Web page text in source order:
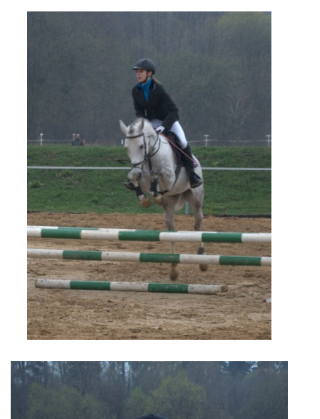
DNE 17.11.2023 KROUŽEK JEZDECTVÍ NENÍ
DĚKUJEME MĚSTU RYCHVALD ZA DOTACI V ROCE 2023
NABÍZÍME BRIGÁDU U NÁS VE STÁJI. PRO BLIŽŠÍ INFO
VOLEJTE 604265192
DĚKUJEME ZA PODPORU ČESKÉ UNIÍ SPORTU
JARNÍ BRIGÁDA 20.4 2024
JARNÍ BRIGÁDA SE ODKLÁDÁ.
PODZIMNÍ BRIGÁDA 9.11.2024